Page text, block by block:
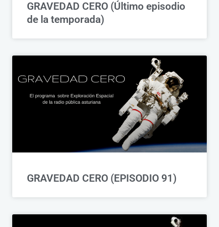
GRAVEDAD CERO (Último episodio
de la temporada)
GRAVEDAD CERO (EPISODIO 91)